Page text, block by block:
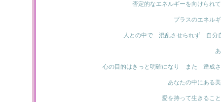
否定的なエネルギーを向けられ
プラスのエネル
人との中で 混乱させられず 自分
心の目的はきっと明確になり また 達成
あなたの中にある
愛を持って生きるこ